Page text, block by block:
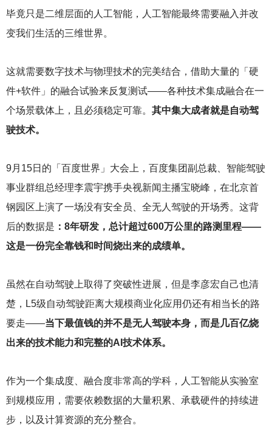
毕竟只是二维层面的人工智能，人工智能最终需要融入并改
变我们生活的三维世界。
这就需要数字技术与物理技术的完美结合，借助大量的「硬
件+软件」的融合试验来反复测试——各种技术集成融合在一
个场景载体上，且必须稳定可靠。 其中集大成者就是自动驾
驶技术。
9月15日的「百度世界」大会上，百度集团副总裁、智能驾驶
事业群组总经理李震宇携手央视新闻主播宝晓峰，在北京首
钢园区上演了一场没有安全员、全无人驾驶的开场秀。这背
后的数据是 ：8年研发，总计超过600万公里的路测里程——
这是一份完全靠钱和时间烧出来的成绩单。
虽然在自动驾驶上取得了突破性进展，但是李彦宏自己也清
楚，L5级自动驾驶距离大规模商业化应用仍还有相当长的路
要走——当下最值钱的并不是无人驾驶本身，而是几百亿烧
出来的技术能力和完整的AI技术体系。
作为一个集成度、融合度非常高的学科，人工智能从实验室
到规模应用，需要依赖数据的大量积累、承载硬件的持续进
步，以及计算资源的充分整合。